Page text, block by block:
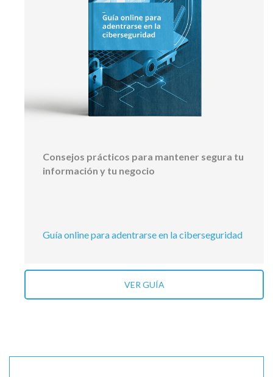
Consejos prácticos para mantener segura tu
información y tu negocio
Guía online para adentrarse en la ciberseguridad
VER GUÍA